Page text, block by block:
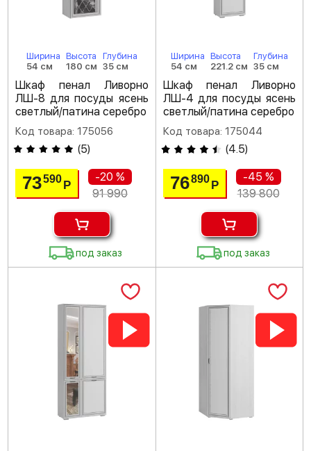
Ширина
54 см
Высота
180 см
Глубина
35 см
Шкаф пенал Ливорно
ЛШ-8 для посуды ясень
светлый/патина серебро
Код товара: 175056
(5)
73590Р
-20 %
91 990
под заказ
Ширина
54 см
Высота
221.2 см
Глубина
35 см
Шкаф пенал Ливорно
ЛШ-4 для посуды ясень
светлый/патина серебро
Код товара: 175044
(4.5)
76890 Р
-45 %
139 800
под заказ